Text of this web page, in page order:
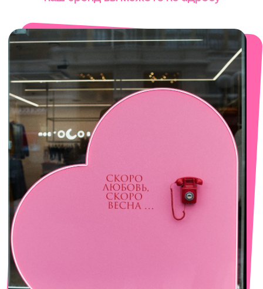
Сочи
Село Эстосадок, ТРЦ Горки Молл,
Горная Карусель, 3
+7 (919) 374-04-04
с 10-00 до 22-00
смотреть в Яндекс. Картах